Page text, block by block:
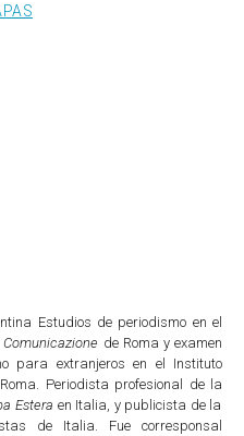
Estudios de periodismo en el
de Roma y examen
para extranjeros en el Instituto
Periodista profesional de la
Estera en Italia, y publicista de la
de Italia. Fue corresponsal